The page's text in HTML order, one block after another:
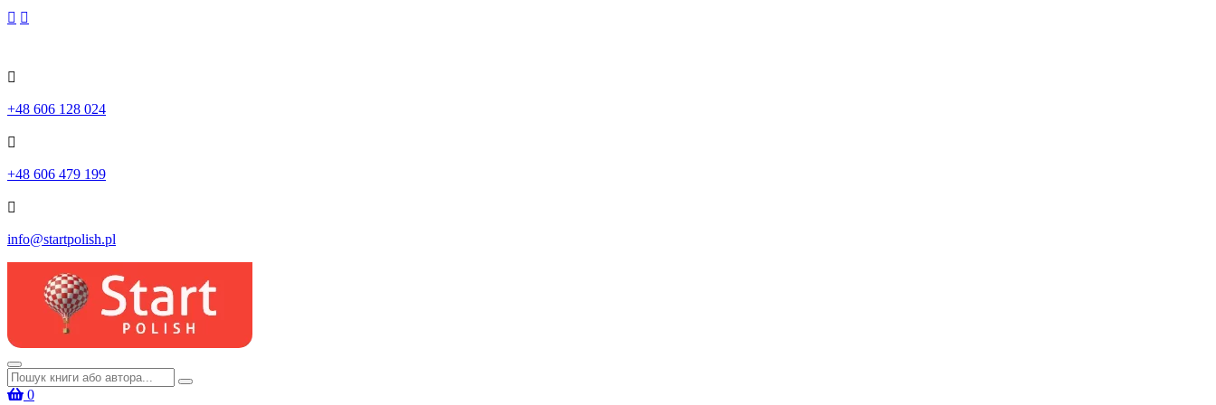
Skip
+48 606 128 024
+48 606 479 199
info@startpolish.pl
Шукати:
0